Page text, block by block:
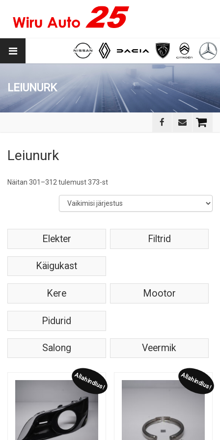
LEIUNURK
Leiunurk
Näitan 301–312 tulemust 373-st
Elekter Filtrid
Käigukast
Kere Mootor
Pidurid
Salong Veermik
Allahindlus! Allahindlus!